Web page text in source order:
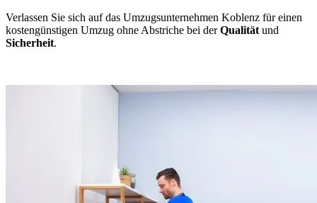
Verlassen Sie sich auf das Umzugsunternehmen Koblenz für einen
kostengünstigen Umzug ohne Abstriche bei derQualität und
Sicherheit.